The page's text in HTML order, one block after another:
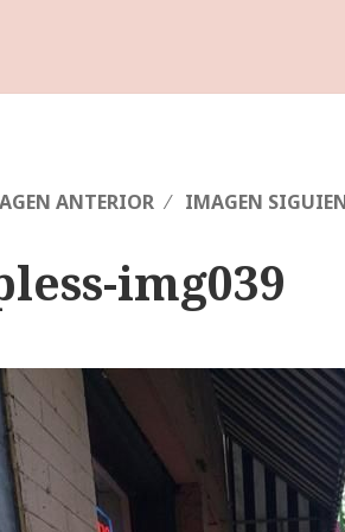
ANTERIOR IMAGEN
img039